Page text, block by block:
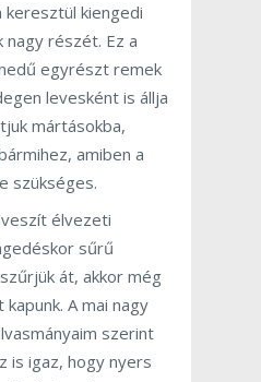
kiengedi
nagy részét. Ez a
egyrészt remek
levesként is állja
mártásokba,
amiben a
szükséges.
élvezeti
sűrű
át, akkor még
A mai nagy
szerint
is igaz, hogy nyers